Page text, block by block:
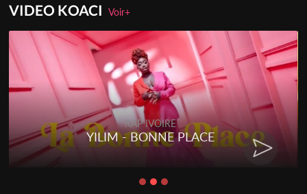
VIDEO KOACIVoir+
RAP IVOIRE
YILIM - BONNE PLACE